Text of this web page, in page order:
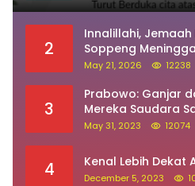
2
Innalillahi, Jemaah
Soppeng
May 21, 2026 12238
3
Prabowo: Ganjar
Mereka Saudara
May 31, 2023 12074
4 Kenal Lebih Dekat
December 5, 2023